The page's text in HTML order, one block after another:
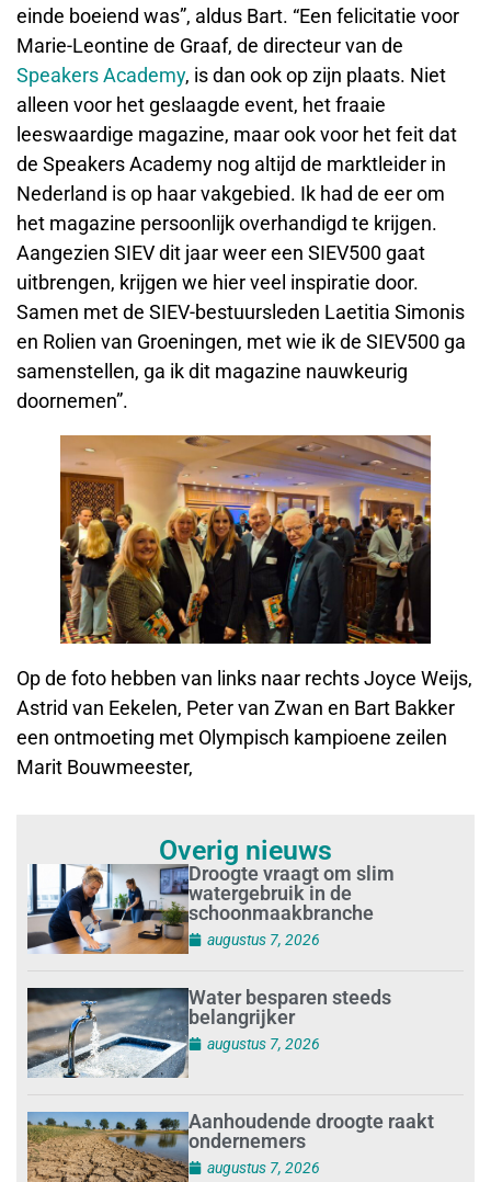
einde boeiend was”, aldus Bart. “Een felicitatie voor
Marie-Leontine de Graaf, de directeur van de
Speakers Academy, is dan ook op zijn plaats. Niet
alleen voor het geslaagde event, het fraaie
leeswaardige magazine, maar ook voor het feit dat
de Speakers Academy nog altijd de marktleider in
Nederland is op haar vakgebied. Ik had de eer om
het magazine persoonlijk overhandigd te krijgen.
Aangezien SIEV dit jaar weer een SIEV500 gaat
uitbrengen, krijgen we hier veel inspiratie door.
Samen met de SIEV-bestuursleden Laetitia Simonis
en Rolien van Groeningen, met wie ik de SIEV500 ga
samenstellen, ga ik dit magazine nauwkeurig
doornemen”.
Op de foto hebben van links naar rechts Joyce Weijs,
Astrid van Eekelen, Peter van Zwan en Bart Bakker
een ontmoeting met Olympisch kampioene zeilen
Marit Bouwmeester,
Overig nieuws
Droogte vraagt om slim
watergebruik in de
schoonmaakbranche
augustus 7, 2026
Water besparen steeds
belangrijker
augustus 7, 2026
Aanhoudende droogte raakt
ondernemers
augustus 7, 2026